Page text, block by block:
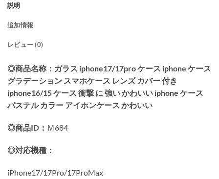
説明
追加情報
レビュー (0)
◎商品名称：ガラス iphone17/17pro ケース iphone ケース
グラデーション スマホケース レンズ カバー 付き
iphone16/15 ケース 衝撃 に 強い かわいい iphone ケース
パステル カラー アイホンケース かわいい
◎商品ID： Ｍ684
◎対応機種：
iPhone17/17Pro/17ProMax